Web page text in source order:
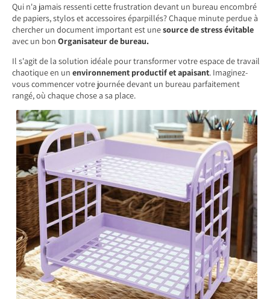
Qui n'a jamais ressenti cette frustration devant un bureau encombré
de papiers, stylos et accessoires éparpillés? Chaque minute perdue à
chercher un document important est unesource de stress évitable
avec un bonOrganisateur de bureau.
Il s'agit de la solution idéale pour transformer votre espace de travail
chaotique en unenvironnement productif et apaisant. Imaginez-
vous commencer votre journée devant un bureau parfaitement
rangé, où chaque chose a sa place.